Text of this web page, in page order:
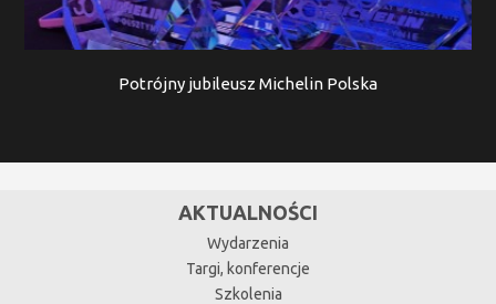
Potrójny jubileusz Michelin Polska
AKTUALNOŚCI
Wydarzenia
Targi, konferencje
Szkolenia